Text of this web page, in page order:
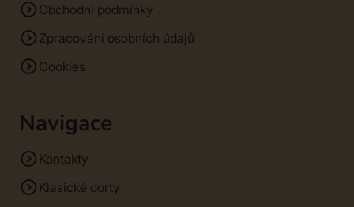
Obchodní podmínky
Zpracování osobních údajů
Cookies
Navigace
Kontakty
Klasické dorty